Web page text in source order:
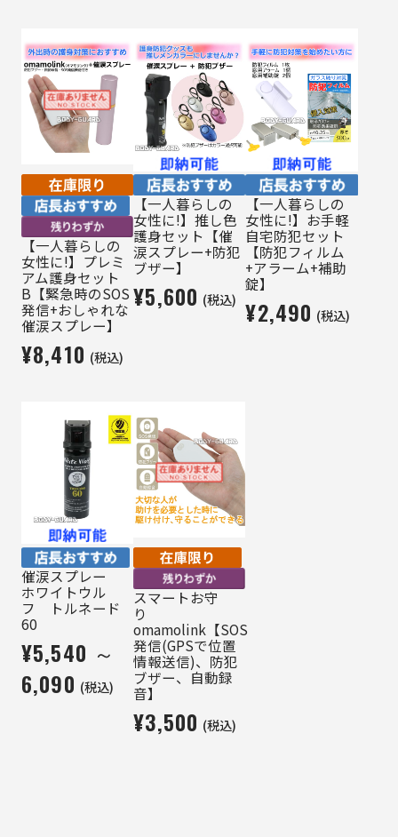
【一人暮らしの
女性に!】プレミ
アム護身セット
B【緊急時のSOS
発信+おしゃれな
催涙スプレー】
¥8,410 (税込)
【一人暮らしの
女性に!】推し色
護身セット【催
涙スプレー+防犯
ブザー】
¥5,600 (税込)
【一人暮らしの
女性に!】お手軽
自宅防犯セット
【防犯フィルム
+アラーム+補助
錠】
¥2,490 (税込)
催涙スプレー
ホワイトウル
フ トルネード
60
¥5,540 ～
6,090 (税込)
スマートお守
り
omamolink【SOS
発信(GPSで位置
情報送信)、防犯
ブザー、自動録
音】
¥3,500 (税込)